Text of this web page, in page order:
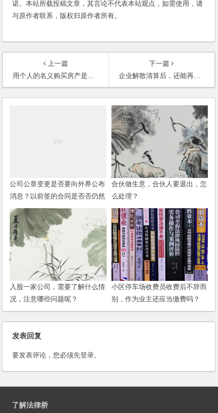
诺。本站所载投稿文章，其言论不代表本站观点，如需使用，请
与原作者联系，版权归原作者所有。
上一篇
用个人的名义购买房产是否比用公司名义购买更划算？将公司的房产登记在个人名下是否违法？企业清算，企业的知识产权如何处置？
下一篇
企业解散清算后，还能再投资成立新的公司吗？
公司公章变更是否要向外界公布
消息？以前签的合同是否否仍然
有效呢？(2006)
合伙做生意，合伙人要退出，怎
么处理？
入股一家公司，需要了解什么情
况，注意哪些问题呢？
小区停车场收费员收费后不辞而
别，作为业主还应当缴费吗？
发表回复
要发表评论，您必须先登录。
了解法律桥